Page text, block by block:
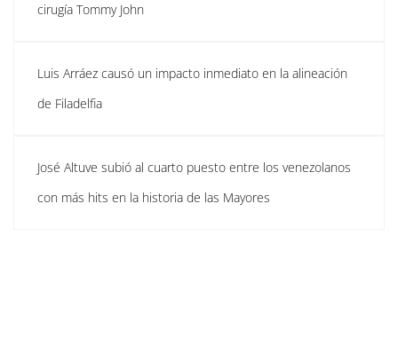
cirugía Tommy John
Luis Arráez causó un impacto inmediato en la alineación
de Filadelfia
José Altuve subió al cuarto puesto entre los venezolanos
con más hits en la historia de las Mayores